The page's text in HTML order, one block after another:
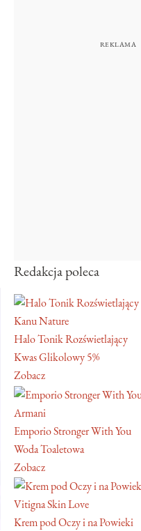
Redakcja poleca
Kanu Nature
Halo Tonik Rozświetlający
Kwas Glikolowy 5%
Zobacz
Armani
Emporio Stronger With You
Woda Toaletowa
Zobacz
Vitigna Skin Love
Krem pod Oczy i na Powieki